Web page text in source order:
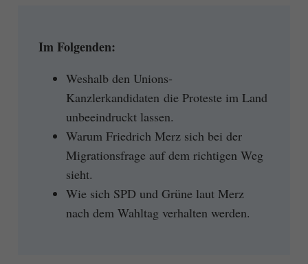
Im Folgenden:
Weshalb den Unions-
Kanzlerkandidaten die Proteste im Land
unbeeindruckt lassen.
Warum Friedrich Merz sich bei der
Migrationsfrage auf dem richtigen Weg
sieht.
Wie sich SPD und Grüne laut Merz
nach dem Wahltag verhalten werden.